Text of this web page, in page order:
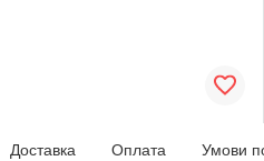
Доставка Оплата Умови